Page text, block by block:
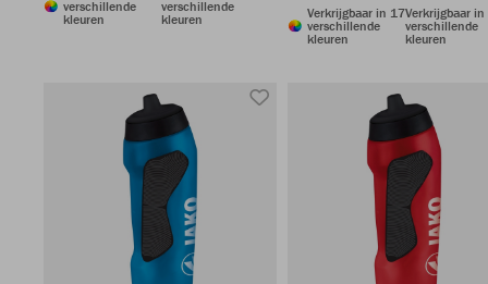
verschillende
kleuren
verschillende
kleuren
Verkrijgbaar in 17
verschillende
kleuren
Verkrijgbaar
verschillende
kleuren